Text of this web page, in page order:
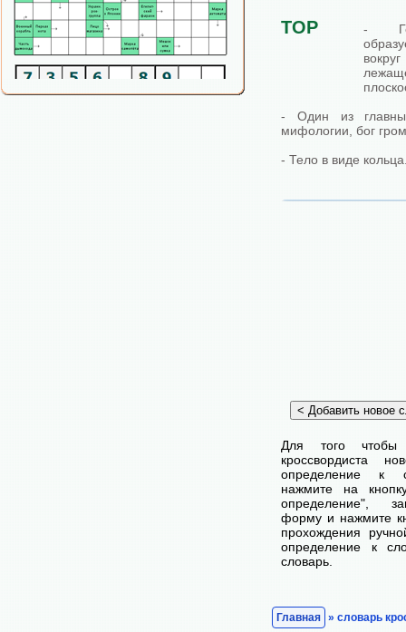
ТОР
-
- Один из
мифологии, бог
- Тело в виде
Для того чтобы
кроссвордиста
определение к
нажмите на
определение",
форму и нажмите
прохождения
определение к
словарь.
Главная » словарь